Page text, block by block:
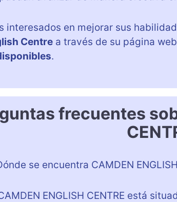
interesados en mejorar sus
Centre a través de su página
.
frecuentes
se encuentra CAMDEN
ENGLISH CENTRE está